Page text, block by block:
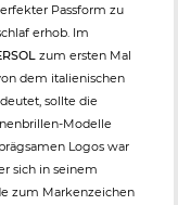
Passform zu
erhob. Im
zum ersten Mal
dem italienischen
sollte die
Modelle
Logos war
sich in seinem
zum Markenzeichen